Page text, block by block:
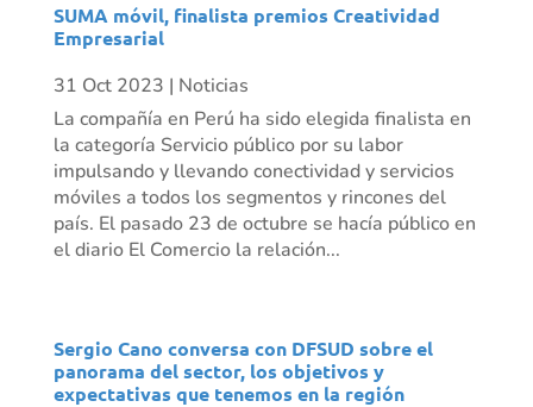
SUMA móvil, finalista premios Creatividad
Empresarial
31 Oct 2023 | Noticias
La compañía en Perú ha sido elegida finalista en
la categoría Servicio público por su labor
impulsando y llevando conectividad y servicios
móviles a todos los segmentos y rincones del
país. El pasado 23 de octubre se hacía público en
el diario El Comercio la relación...
Sergio Cano conversa con DFSUD sobre el
panorama del sector, los objetivos y
expectativas que tenemos en la región